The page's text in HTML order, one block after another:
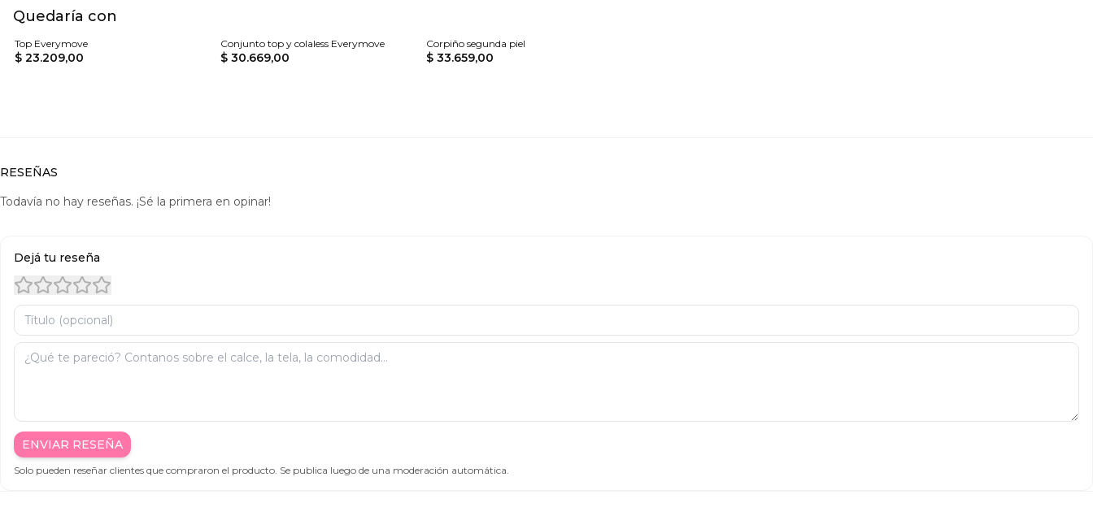
Quedaría con
Top Everymove
$ 23.209,00
Conjunto top y colaless Everymove
$ 30.669,00
Corpiño segunda piel
$ 33.659,00
RESEÑAS
Todavía no hay reseñas. ¡Sé la primera en opinar!
Dejá tu reseña
ENVIAR RESEÑA
Solo pueden reseñar clientes que compraron el producto. Se publica luego de una moderación automática.